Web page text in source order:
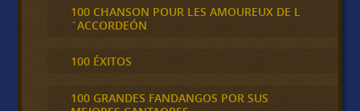
100 CHANSON POUR LES AMOUREUX DE L
´ACCORDEÓN
100 ÉXITOS
100 GRANDES FANDANGOS POR SUS